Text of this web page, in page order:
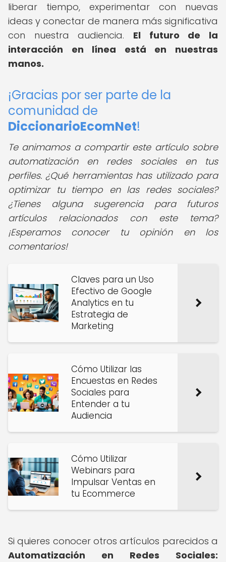
liberar tiempo, experimentar con nuevas
ideas y conectar de manera más significativa
con nuestra audiencia. El futuro de la
interacción en línea está en nuestras
manos.
¡Gracias por ser parte de la
comunidad de
DiccionarioEcomNet!
Te animamos a compartir este artículo sobre
automatización en redes sociales en tus
perfiles. ¿Qué herramientas has utilizado para
optimizar tu tiempo en las redes sociales?
¿Tienes alguna sugerencia para futuros
artículos relacionados con este tema?
¡Esperamos conocer tu opinión en los
comentarios!
Claves para un Uso
Efectivo de Google
Analytics en tu
Estrategia de
Marketing
Cómo Utilizar las
Encuestas en Redes
Sociales para
Entender a tu
Audiencia
Cómo Utilizar
Webinars para
Impulsar Ventas en
tu Ecommerce
Si quieres conocer otros artículos parecidos a
Automatización en Redes Sociales: